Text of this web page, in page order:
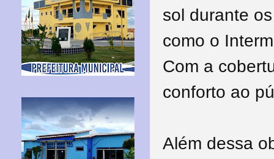
sol durante
como o
Com a
conforto ao
Além dessa